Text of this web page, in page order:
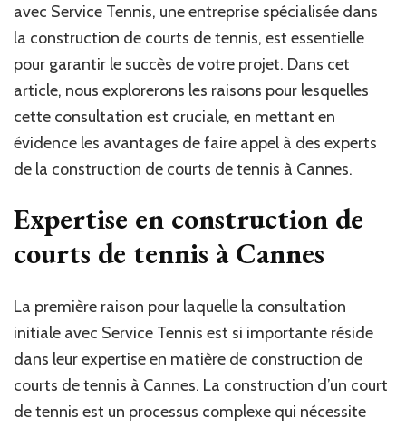
avec Service Tennis, une entreprise spécialisée dans
la construction de courts de tennis, est essentielle
pour garantir le succès de votre projet. Dans cet
article, nous explorerons les raisons pour lesquelles
cette consultation est cruciale, en mettant en
évidence les avantages de faire appel à des experts
de la construction de courts de tennis à Cannes.
Expertise en construction de
courts de tennis à Cannes
La première raison pour laquelle la consultation
initiale avec Service Tennis est si importante réside
dans leur expertise en matière de construction de
courts de tennis à Cannes. La construction d’un court
de tennis est un processus complexe qui nécessite